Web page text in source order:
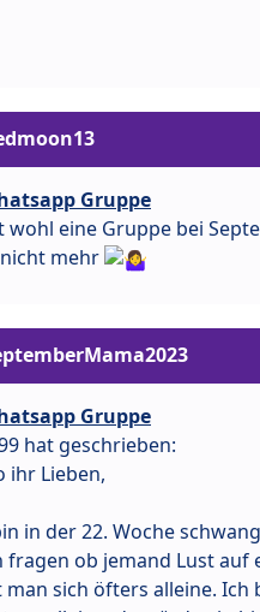
Gruppe
wohl eine Gruppe bei
mehr
Gruppe
hat geschrieben:
ihr Lieben,
in der 22. Woche
fragen ob jemand Lust auf
man sich öfters alleine.